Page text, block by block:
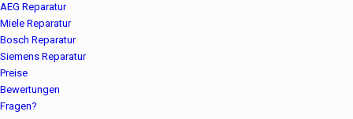
AEG Reparatur
Miele Reparatur
Bosch Reparatur
Siemens Reparatur
Preise
Bewertungen
Fragen?